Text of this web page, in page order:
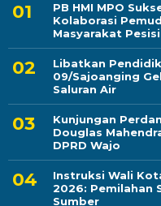
PB HMI MPO
Kolaborasi
Masyarakat
Libatkan
09/Sajoanging
Saluran Air
Kunjungan
Douglas
DPRD Wajo
Instruksi Wali
2026: Pemilahan
Sumber